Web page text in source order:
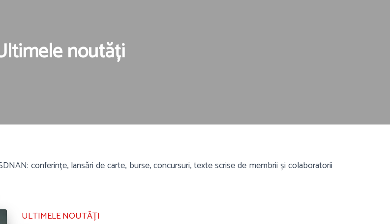
noutăți
conferințe, lansări de carte, burse, concursuri, texte scrise de membrii și colaboratorii
ULTIMELE NOUTĂȚI